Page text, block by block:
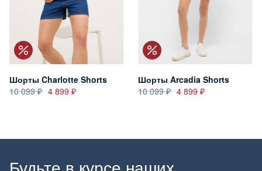
Шорты Charlotte Shorts
10 099
4 899
Шорты Arcadia Shorts
10 099
4 899